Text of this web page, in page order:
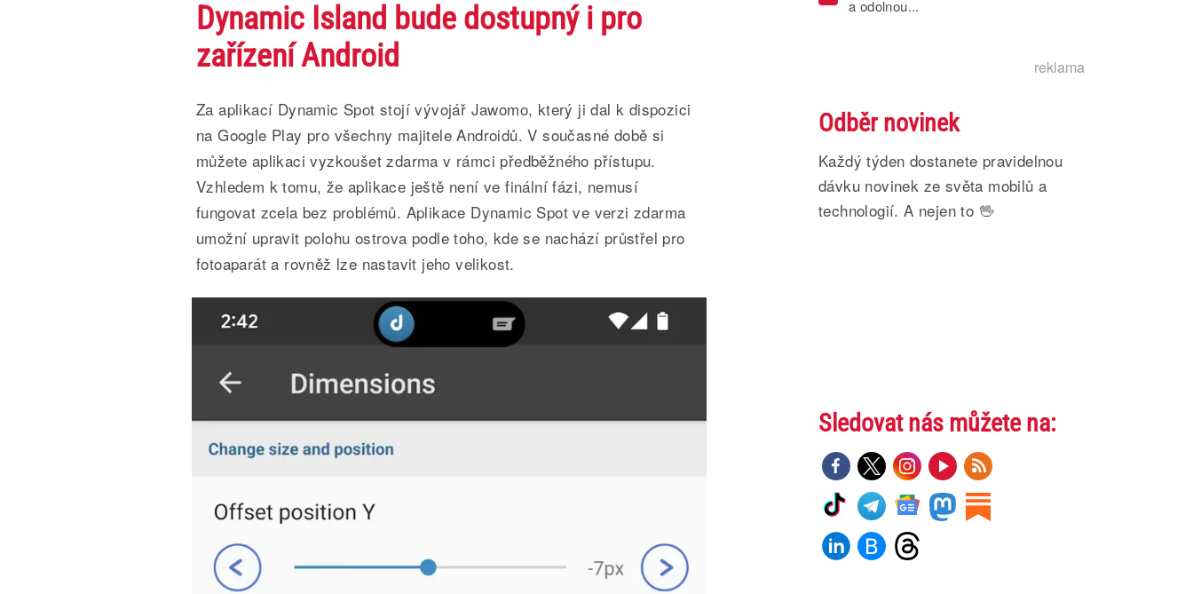
Dynamic Island bude dostupný i pro
zařízení Android
Za aplikací Dynamic Spot stojí vývojář Jawomo, který ji dal k dispozici
na Google Play pro všechny majitele Androidů. V současné době si
můžete aplikaci vyzkoušet zdarma v rámci předběžného přístupu.
Vzhledem k tomu, že aplikace ještě není ve finální fázi, nemusí
fungovat zcela bez problémů. Aplikace Dynamic Spot ve verzi zdarma
umožní upravit polohu ostrova podle toho, kde se nachází průstřel pro
fotoaparát a rovněž lze nastavit jeho velikost.
a odolnou...
reklama
Odběr novinek
Každý týden dostanete pravidelnou
dávku novinek ze světa mobilů a
technologií. A nejen to 🖖
Sledovat nás můžete na: